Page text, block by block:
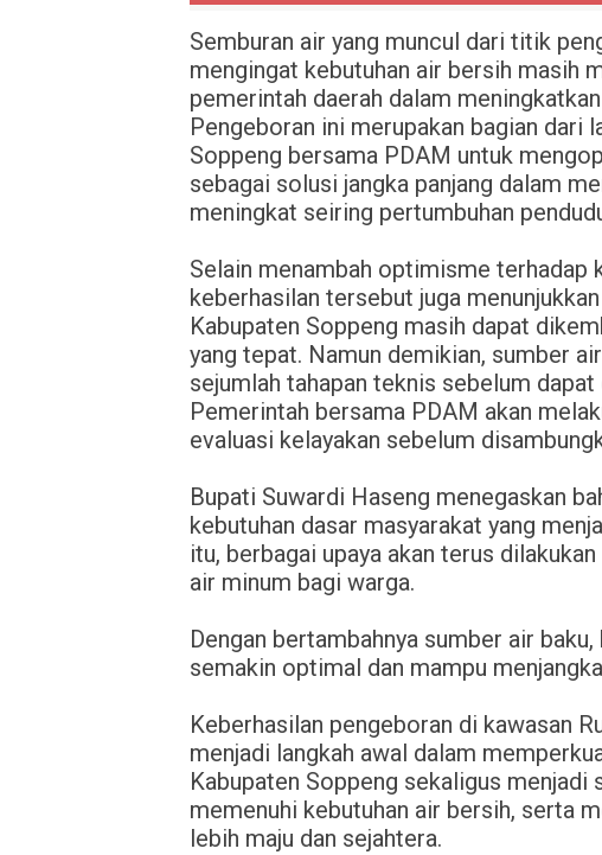
Semburan air yang muncul dari titik
mengingat kebutuhan air bersih masih
pemerintah daerah dalam
Pengeboran ini merupakan bagian dari
Soppeng bersama PDAM untuk
sebagai solusi jangka panjang dalam
meningkat seiring pertumbuhan
Selain menambah optimisme terhadap
keberhasilan tersebut juga
Kabupaten Soppeng masih dapat
yang tepat. Namun demikian, sumber
sejumlah tahapan teknis sebelum
Pemerintah bersama PDAM akan
evaluasi kelayakan sebelum
Bupati Suwardi Haseng menegaskan
kebutuhan dasar masyarakat yang
itu, berbagai upaya akan terus
air minum bagi warga.
Dengan bertambahnya sumber air
semakin optimal dan mampu
Keberhasilan pengeboran di kawasan
menjadi langkah awal dalam
Kabupaten Soppeng sekaligus menjadi
memenuhi kebutuhan air bersih, serta
lebih maju dan sejahtera.